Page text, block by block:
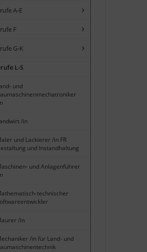
A-E
F
G-K
L-S
und
/in
und Lackierer /in FR
und Instandhaltung
und Anlagenführer
technischer
/in
/in für Land- und